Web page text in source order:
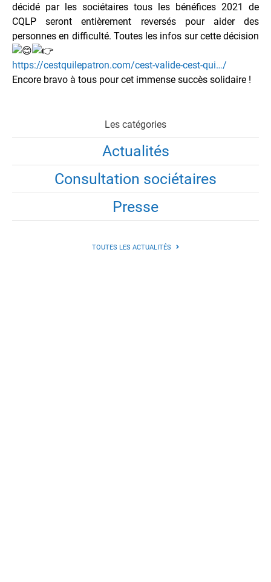
décidé par les sociétaires tous les bénéfices 2021 de
CQLP seront entièrement reversés pour aider des
personnes en difficulté. Toutes les infos sur cette décision
https://cestquilepatron.com/cest-valide-cest-qui…/
Encore bravo à tous pour cet immense succès solidaire !
Les catégories
Actualités
Consultation sociétaires
Presse
TOUTES LES ACTUALITÉS